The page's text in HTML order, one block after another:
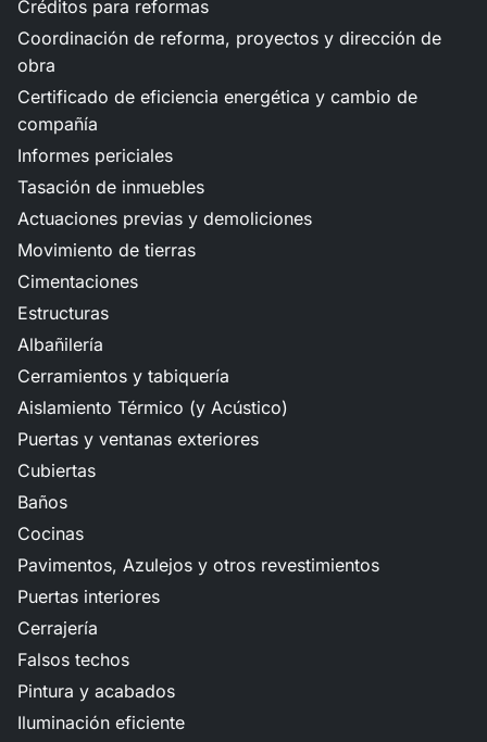
Créditos para reformas
Coordinación de reforma, proyectos y dirección de
obra
Certificado de eficiencia energética y cambio de
compañía
Informes periciales
Tasación de inmuebles
Actuaciones previas y demoliciones
Movimiento de tierras
Cimentaciones
Estructuras
Albañilería
Cerramientos y tabiquería
Aislamiento Térmico (y Acústico)
Puertas y ventanas exteriores
Cubiertas
Baños
Cocinas
Pavimentos, Azulejos y otros revestimientos
Puertas interiores
Cerrajería
Falsos techos
Pintura y acabados
Iluminación eficiente